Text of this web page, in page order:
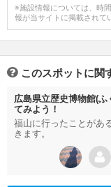
※施設情報については、時
報が当サイトに掲載されて
このスポットに関
広島県立歴史博物館(
てみよう！
福山に行ったことがあ
きます。